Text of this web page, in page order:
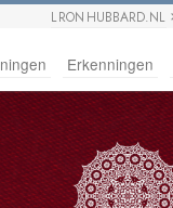
L RON HUBBARD.NL
Erkenningen